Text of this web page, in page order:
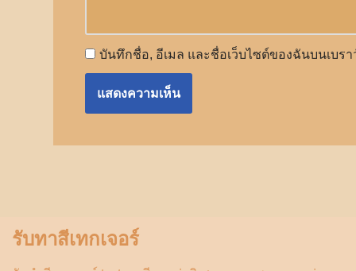
บันทึกชื่อ, อีเมล และชื่อเว็บไซต์ของฉันบนเบร
รับทาสีเทกเจอร์